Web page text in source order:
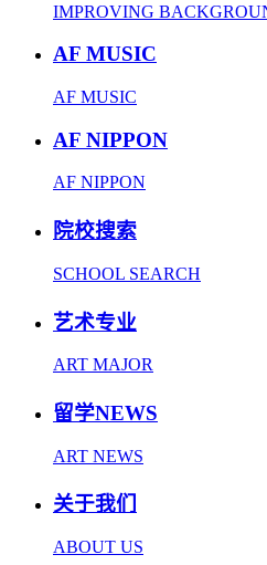
IMPROVING
AF MUSIC
AF MUSIC
AF NIPPON
AF NIPPON
院校搜索
SCHOOL SEARCH
艺术专业
ART MAJOR
留学NEWS
ART NEWS
关于我们
ABOUT US